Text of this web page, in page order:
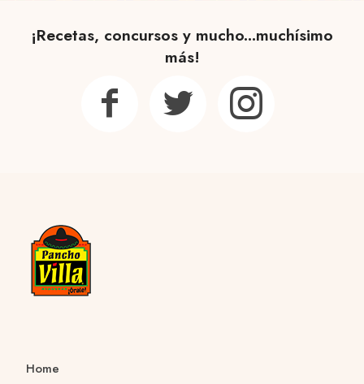
¡Recetas, concursos y mucho...muchísimo
más!
Home